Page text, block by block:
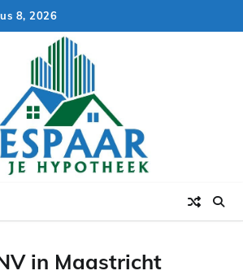
8, 2026
in Maastricht